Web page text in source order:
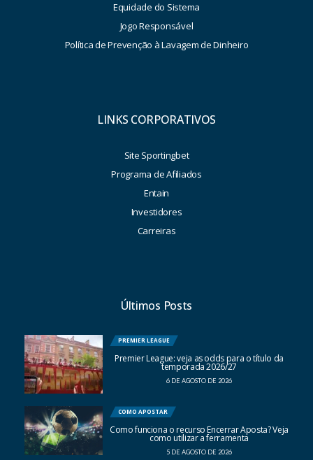
Equidade do Sistema
Jogo Responsável
Política de Prevenção à Lavagem de Dinheiro
LINKS CORPORATIVOS
Site Sportingbet
Programa de Afiliados
Entain
Investidores
Carreiras
Últimos Posts
PREMIER LEAGUE
Premier League: veja as odds para o título da
temporada 2026/27
6 DE AGOSTO DE 2026
COMO APOSTAR
Como funciona o recurso Encerrar Aposta? Veja
como utilizar a ferramenta
5 DE AGOSTO DE 2026